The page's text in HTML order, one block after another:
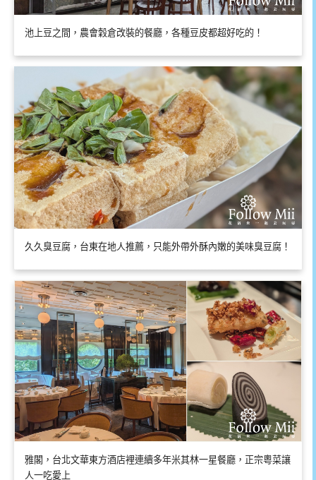
池上豆之間，農會穀倉改裝的餐廳，各種豆皮都超好吃的！
久久臭豆腐，台東在地人推薦，只能外帶外酥內嫩的美味臭豆腐！
雅閣，台北文華東方酒店裡連續多年米其林一星餐廳，正宗粵菜讓
人一吃愛上